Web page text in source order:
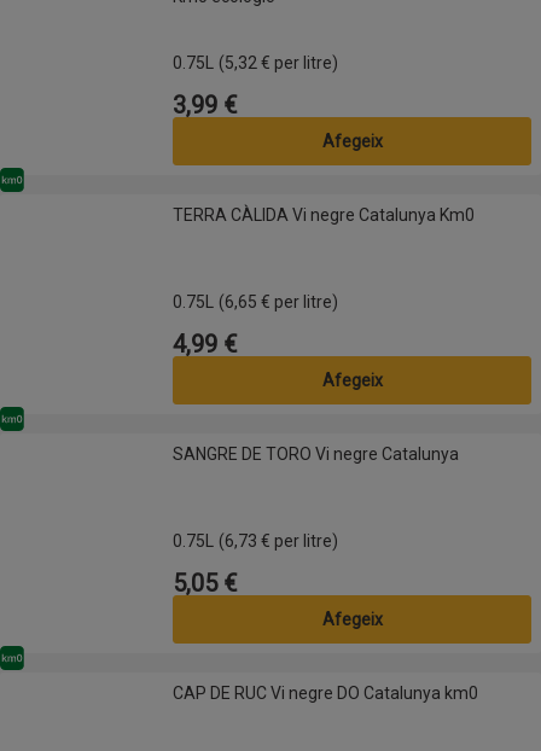
0.75L (5,32 € per litre)
Preu
3,99 €
Afegeix
TERRA CÀLIDA Vi negre Catalunya Km0
Km0
TERRA CÀLIDA Vi negre Catalunya Km0
0.75L (6,65 € per litre)
Preu
4,99 €
Afegeix
SANGRE DE TORO Vi negre Catalunya
Km0
SANGRE DE TORO Vi negre Catalunya
0.75L (6,73 € per litre)
Preu
5,05 €
Afegeix
CAP DE RUC Vi negre DO Catalunya km0
Km0
CAP DE RUC Vi negre DO Catalunya km0